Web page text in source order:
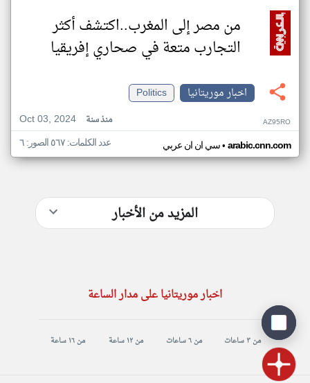
من مصر إلى المغرب..اكتشف أكثر
التجارب متعة في صحاري إفريقيا
اخبار موريتانيا
Politics
Oct 03, 2024
منذ سنة AZ95RO
سي ان ان عربي• arabic.cnn.com عدد الكلمات: ٥٦٧ الصور: ٦
المزيد من الأخبار
اخبار موريتانيا على مدار الساعة
من ٣ ساعات من ٦ ساعات من ١٢ ساعة من ١٦ ساعة